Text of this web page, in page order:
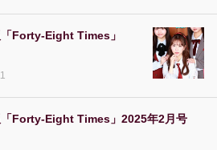
Forty-Eight Times」
Forty-Eight Times」2025年2月号